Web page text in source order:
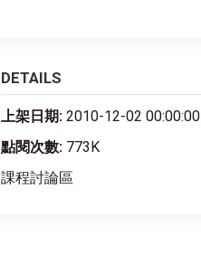
DETAILS
上架日期: 2010-12-02 00:00:00
點閱次數: 773K
課程討論區